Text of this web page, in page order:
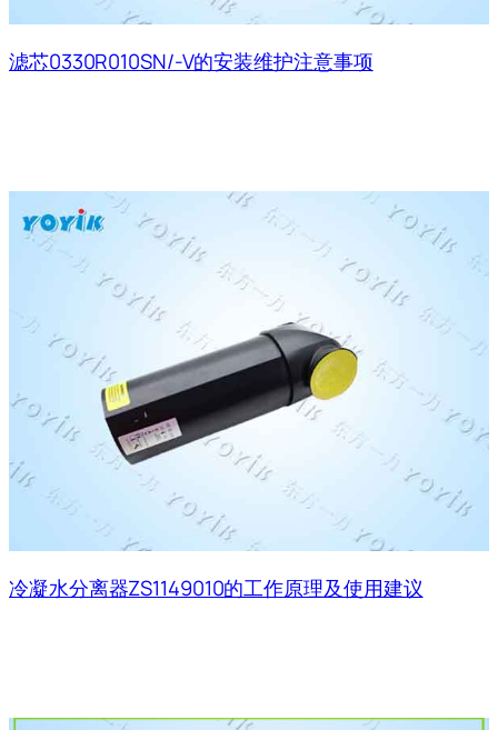
滤芯0330R010SN/-V的安装维护注意事项
冷凝水分离器ZS1149010的工作原理及使用建议